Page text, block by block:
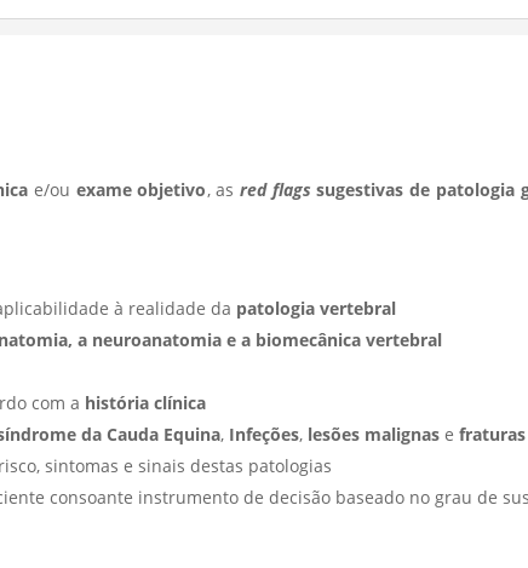
e/ou exame objetivo, as red flags sugestivas de patologia
à realidade da patologia vertebral
a neuroanatomia e a biomecânica vertebral
com a história clínica
da Cauda Equina, Infeções, lesões malignas e
sintomas e sinais destas patologias
consoante instrumento de decisão baseado no grau de